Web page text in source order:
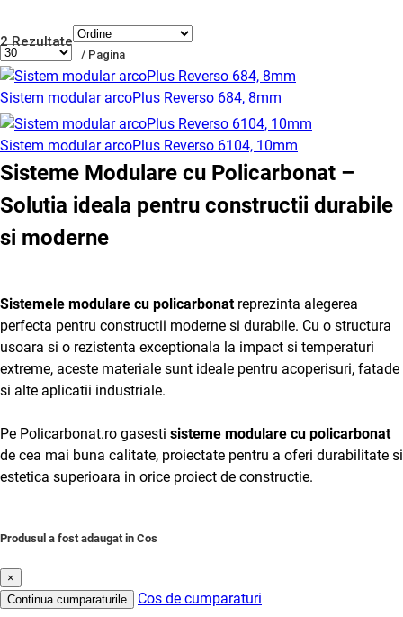
2 Rezultate
/ Pagina
Sistem modular arcoPlus Reverso 684, 8mm
Sistem modular arcoPlus Reverso 6104, 10mm
Sisteme Modulare cu Policarbonat –
Solutia ideala pentru constructii durabile
si moderne
Sistemele modulare cu policarbonatreprezinta alegerea
perfecta pentru constructii moderne si durabile. Cu o structura
usoara si o rezistenta exceptionala la impact si temperaturi
extreme, aceste materiale sunt ideale pentru acoperisuri, fatade
si alte aplicatii industriale.
Pe Policarbonat.ro gasesti sisteme modulare cu policarbonat
de cea mai buna calitate, proiectate pentru a oferi durabilitate si
estetica superioara in orice proiect de constructie.
Produsul a fost adaugat in Cos
×
Continua cumparaturile
Cos de cumparaturi